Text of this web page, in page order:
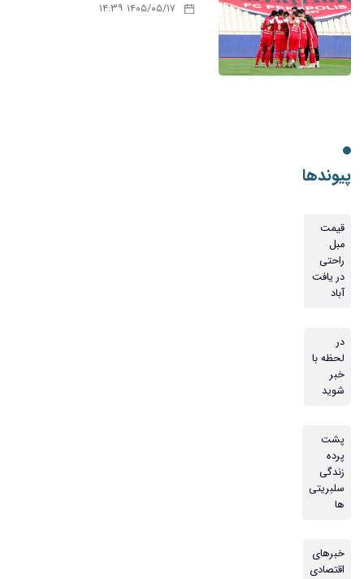
۱۴۰۵/۰۵/۱۷ ۱۴:۳۹
پیوندها
قیمت
مبل
راحتی
در یافت
آباد
در
لحظه با
خبر
شوید
پشت
پرده
زندگی
سلبریتی
ها
خبرهای
اقتصادی